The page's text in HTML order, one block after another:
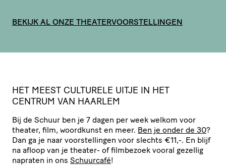
BEKIJK AL ONZE THEATERVOORSTELLINGEN
HET MEEST CULTURELE UITJE IN HET
CENTRUM VAN HAARLEM
Bij de Schuur ben je 7 dagen per week welkom voor
theater, film, woordkunst en meer. Ben je onder de 30?
Dan ga je naar voor­stel­lingen voor slechts €11,-. En blijf
na afloop van je theater- of filmbezoek vooral gezellig
napraten in ons Schuurcafé!